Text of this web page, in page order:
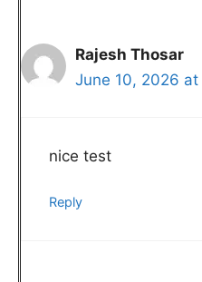
Rajesh Thosar
June 10, 2026 at
nice test
Reply